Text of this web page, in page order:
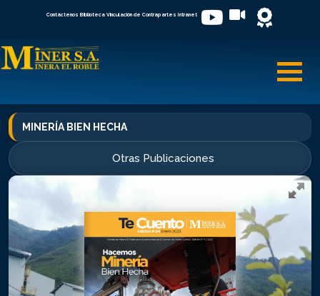
Contáctenos Biblioteca Vinculación de Contrapartes Intranet
MINERÍA BIEN HECHA
Otras Publicaciones